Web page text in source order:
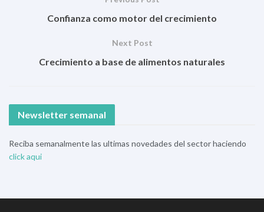
Confianza como motor del crecimiento
Next Post
Crecimiento a base de alimentos naturales
Newsletter semanal
Reciba semanalmente las ultimas novedades del sector haciendo
click aqui